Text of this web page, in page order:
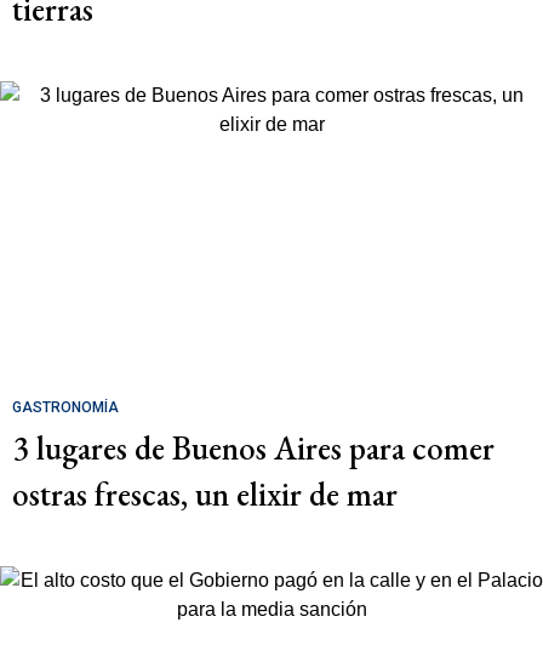
tierras
GASTRONOMÍA
3 lugares de Buenos Aires para comer
ostras frescas, un elixir de mar